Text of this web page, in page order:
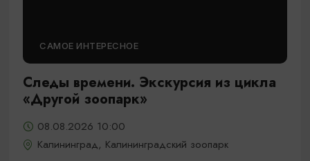
САМОЕ ИНТЕРЕСНОЕ
Следы времени. Экскурсия из цикла
«Другой зоопарк»
08.08.2026 10:00
Калининград, Калининградский зоопарк